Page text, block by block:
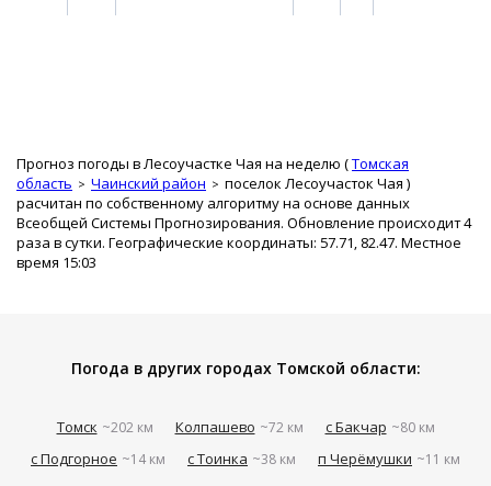
Прогноз погоды в Лесоучастке Чая на неделю (Томская
область
Чаинский район поселок Лесоучасток Чая )
расчитан по собственному алгоритму на основе данных
Всеобщей Системы Прогнозирования. Обновление происходит 4
раза в сутки. Географические координаты: 57.71, 82.47. Местное
время 15:03
Погода в других городах Томской области:
Томск ~202 км Колпашево ~72 км с Бакчар ~80 км
с Подгорное ~14 км с Тоинка ~38 км п Черёмушки ~11 км